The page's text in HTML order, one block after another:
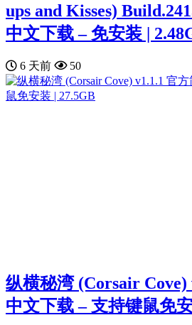
ups and Kisses)
中文下载 – 免安装 |
6 天前 50
纵横秘湾 (Corsair Cove)
中文下载 – 支持键鼠免